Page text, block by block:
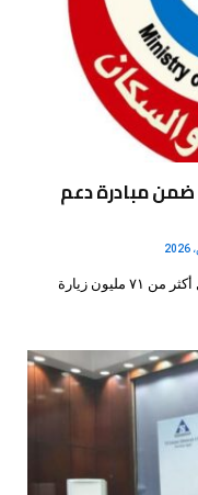
زيارة ضمن مبادرة دعم
أعلنت وزارة الصحة والسكان استقبال أكثر من ٧١ مليون زيارة